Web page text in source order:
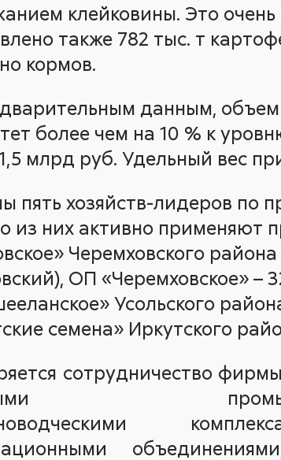
клейковины. Это
также 782 тыс. т
кормов.
данным,
более чем на 10 % к
млрд руб. Удельный вес
пять хозяйств-лидеров по
из них активно применяют
Черемховского
ОП «Черемховское» –
Усольского
семена» Иркутского
сотрудничество